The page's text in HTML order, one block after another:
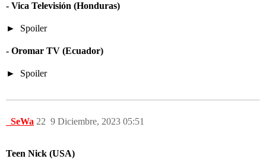
- Vica Televisión (Honduras)
Spoiler
- Oromar TV (Ecuador)
Spoiler
_SeWa 9 Diciembre, 2023 05:51
22
Teen Nick (USA)